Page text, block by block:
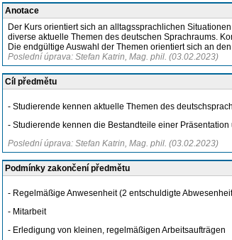
Anotace
Der Kurs orientiert sich an alltagssprachlichen
diverse aktuelle Themen des deutschen Sprachraums.
Die endgültige Auswahl der Themen orientiert sich an
Poslední úprava: Stefan Katrin, Mag. phil. (03.02.2023)
Cíl předmětu
- Studierende kennen aktuelle Themen des
- Studierende kennen die Bestandteile einer
Poslední úprava: Stefan Katrin, Mag. phil. (03.02.2023)
Podmínky zakončení předmětu
- Regelmäßige Anwesenheit (2 entschuldigte
- Mitarbeit
- Erledigung von kleinen, regelmäßigen Arbeitsaufträgen